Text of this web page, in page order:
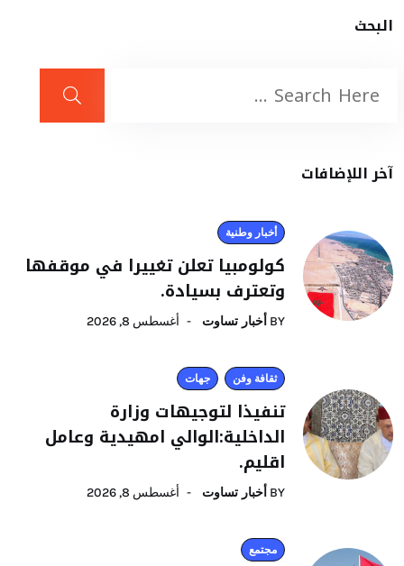
البحث
آخر اللإضافات
أخبار وطنية
كولومبيا تعلن تغييرا في موقفها
وتعترف بسيادة.
BY أخبار تساوت أغسطس 8, 2026
ثقافة وفن جهات
تنفيذا لتوجيهات وزارة
الداخلية:الوالي امهيدية وعامل
اقليم.
BY أخبار تساوت أغسطس 8, 2026
مجتمع